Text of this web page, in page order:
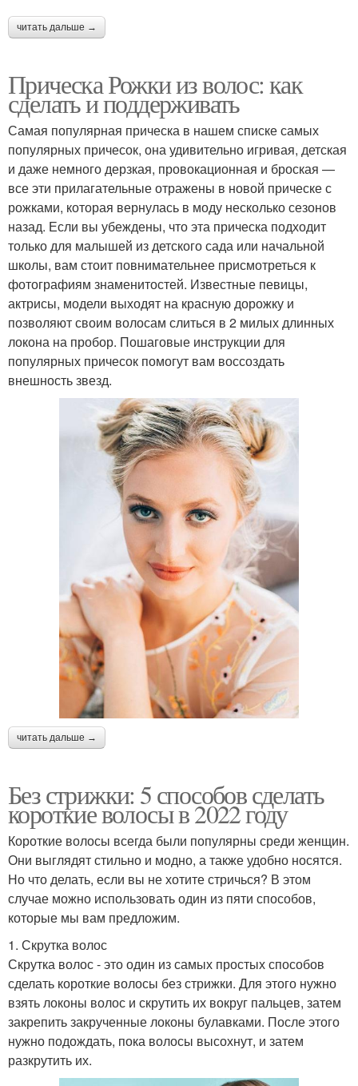
читать дальше →
Прическа Рожки из волос: как
сделать и поддерживать
Самая популярная прическа в нашем списке самых
популярных причесок, она удивительно игривая, детская
и даже немного дерзкая, провокационная и броская —
все эти прилагательные отражены в новой прическе с
рожками, которая вернулась в моду несколько сезонов
назад. Если вы убеждены, что эта прическа подходит
только для малышей из детского сада или начальной
школы, вам стоит повнимательнее присмотреться к
фотографиям знаменитостей. Известные певицы,
актрисы, модели выходят на красную дорожку и
позволяют своим волосам слиться в 2 милых длинных
локона на пробор. Пошаговые инструкции для
популярных причесок помогут вам воссоздать
внешность звезд.
читать дальше →
Без стрижки: 5 способов сделать
короткие волосы в 2022 году
Короткие волосы всегда были популярны среди женщин.
Они выглядят стильно и модно, а также удобно носятся.
Но что делать, если вы не хотите стричься? В этом
случае можно использовать один из пяти способов,
которые мы вам предложим.
1. Скрутка волос
Скрутка волос - это один из самых простых способов
сделать короткие волосы без стрижки. Для этого нужно
взять локоны волос и скрутить их вокруг пальцев, затем
закрепить закрученные локоны булавками. После этого
нужно подождать, пока волосы высохнут, и затем
разкрутить их.